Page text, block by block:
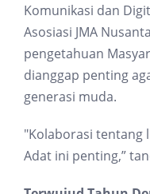
Komunikasi dan
Asosiasi JMA
pengetahuan
dianggap penting
generasi muda.
"Kolaborasi tentang
Adat ini penting,”